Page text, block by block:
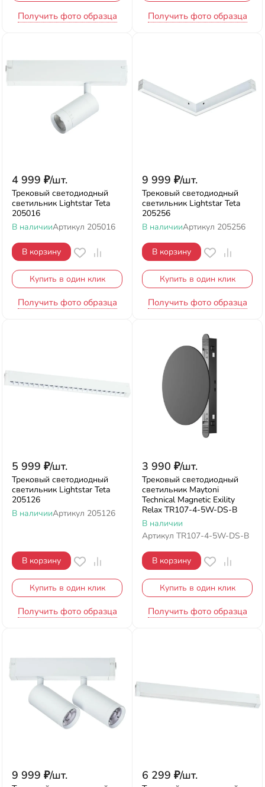
Получить фото образца Получить фото образца
4 999 ₽/шт.
Трековый светодиодный
светильник Lightstar Teta
205016
В наличииАртикул 205016
В корзину
Купить в один клик
Получить фото образца
9 999 ₽/шт.
Трековый светодиодный
светильник Lightstar Teta
205256
В наличииАртикул 205256
В корзину
Купить в один клик
Получить фото образца
5 999 ₽/шт.
Трековый светодиодный
светильник Lightstar Teta
205126
В наличииАртикул 205126
В корзину
Купить в один клик
Получить фото образца
3 990 ₽/шт.
Трековый светодиодный
светильник Maytoni
Technical Magnetic Exility
Relax TR107-4-5W-DS-B
В наличии
Артикул TR107-4-5W-DS-B
В корзину
Купить в один клик
Получить фото образца
9 999 ₽/шт. 6 299 ₽/шт.